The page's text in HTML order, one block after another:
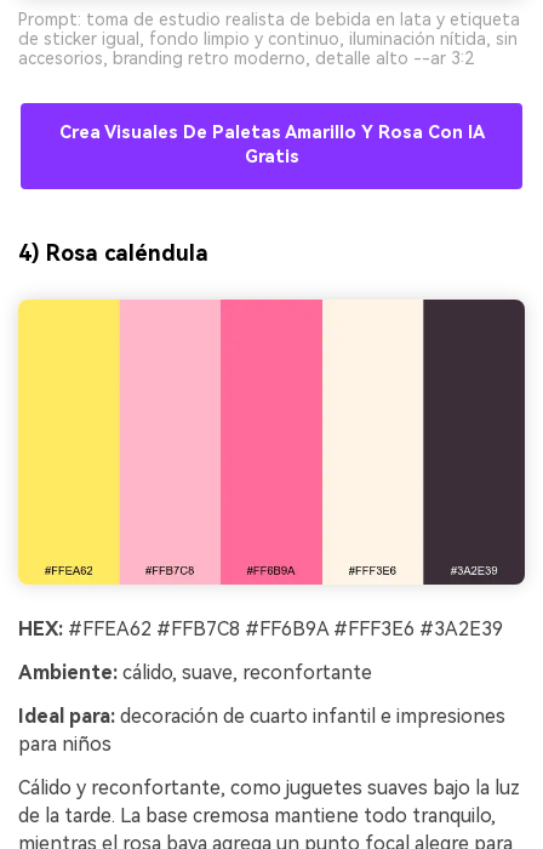
Prompt: toma de estudio realista de bebida en lata y etiqueta
de sticker igual, fondo limpio y continuo, iluminación nítida, sin
accesorios, branding retro moderno, detalle alto --ar 3:2
Crea Visuales De Paletas Amarillo Y Rosa Con IA
Gratis
4) Rosa caléndula
HEX: #FFEA62 #FFB7C8 #FF6B9A #FFF3E6 #3A2E39
Ambiente: cálido, suave, reconfortante
Ideal para: decoración de cuarto infantil e impresiones
para niños
Cálido y reconfortante, como juguetes suaves bajo la luz
de la tarde. La base cremosa mantiene todo tranquilo,
mientras el rosa baya agrega un punto focal alegre para